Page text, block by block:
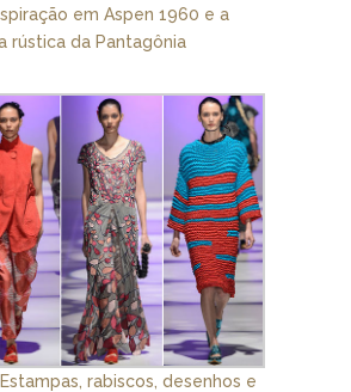
em Aspen 1960 e a
rústica da Pantagônia
rabiscos, desenhos e